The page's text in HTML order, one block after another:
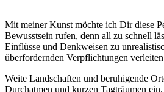
Mit meiner Kunst möchte ich Dir diese
Bewusstsein rufen, denn all zu schnell
Einflüsse und Denkweisen zu
überfordernden Verpflichtungen
Weite Landschaften und beruhigende
Durchatmen und kurzen Tagträumen ein.